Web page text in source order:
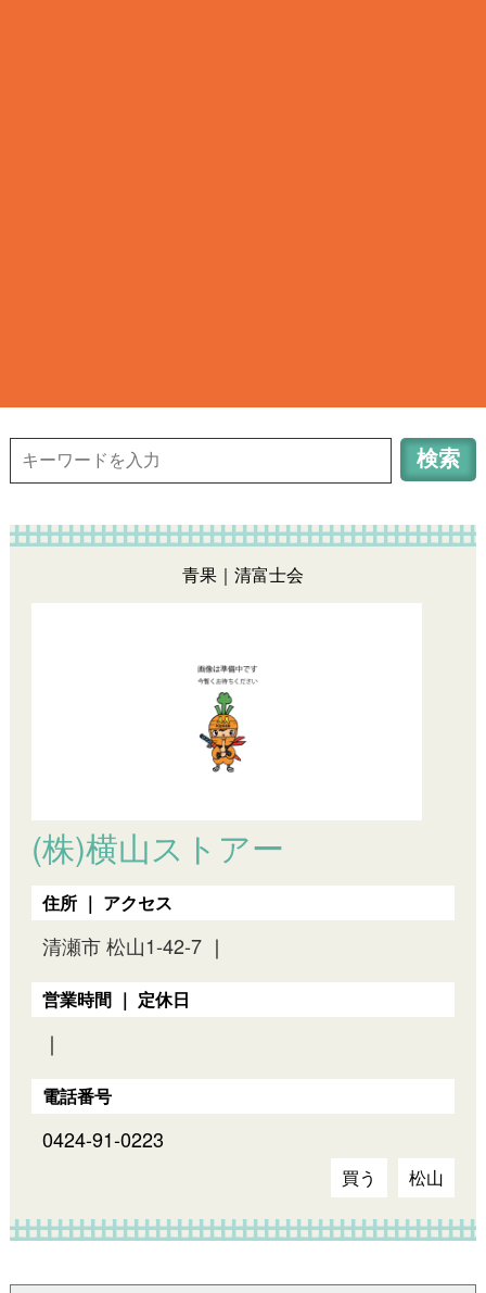
青果｜清富士会
(株)横山ストアー
住所 ｜ アクセス
清瀬市 松山1-42-7｜
営業時間 ｜ 定休日
｜
電話番号
0424-91-0223
買う 松山